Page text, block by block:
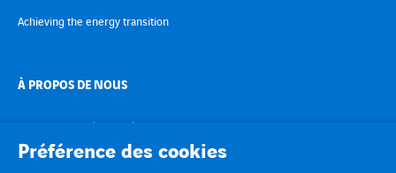
Achieving the energy transition
À PROPOS DE NOUS
Préférence des cookies